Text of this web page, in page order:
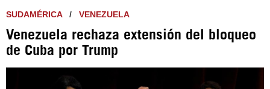
http://twitter.com/nexo_latino
https://t.me/hispantvcanal
https://urmedium.com/c/hispantv
SUDAMÉRICA/ VENEZUELA
Venezuela rechaza extensión del bloqueo
de Cuba por Trump